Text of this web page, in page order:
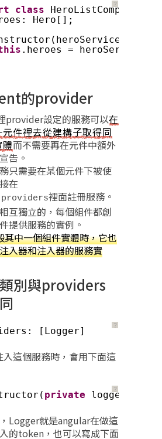
？
class
HeroListComponent {
Hero[];
.heroes =
的provider
provider設定的服務可以在
件裡去從建構子取得同
而不需要再在元件中額外
告。
只需要在某個元件下被使
在
裡面註冊服務。
互獨立的，每個組件都創
提供服務的實例。
其中一個組件實體時，它也
入器和注入器的服務實
別與providers
？
[Logger]
這個服務時，會用下面這
？
private logger:
Logger就是angular在做這
的token，也可以寫成下面